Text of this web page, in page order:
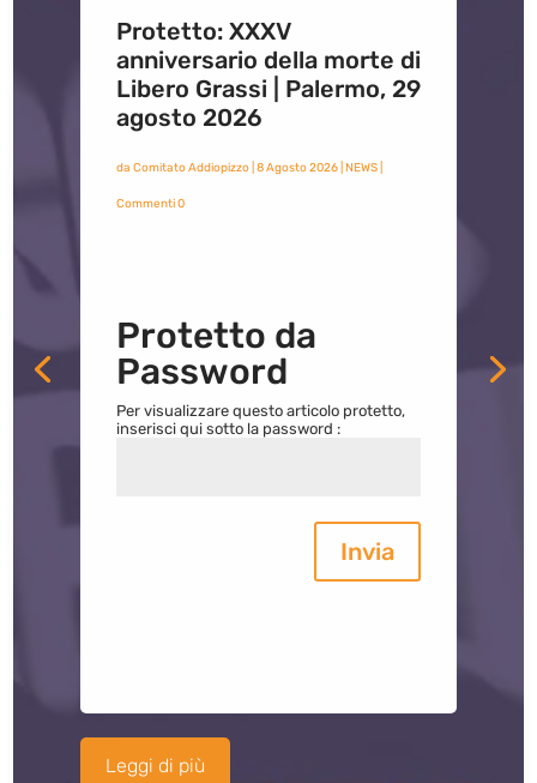
Protetto: XXXV
anniversario della morte di
Libero Grassi | Palermo, 29
agosto 2026
da Comitato Addiopizzo| 8 Agosto 2026| NEWS|
Commenti 0
Protetto da
Password
Per visualizzare questo articolo protetto,
inserisci qui sotto la password :
Invia
Leggi di più